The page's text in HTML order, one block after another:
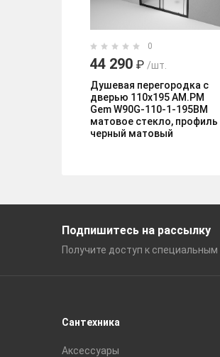
0
44 290 ₽ /шт.
Душевая перегородка с
дверью 110x195 AM.PM
Gem W90G-110-1-195BM
матовое стекло, профиль
черный матовый
Подпишитесь на рассылку
Получите доступ к специальным
Сантехника
Аксессуары